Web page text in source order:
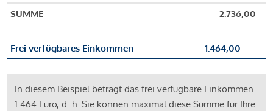
SUMME
2.736,00
Frei verfügbares Einkommen 1.464,00
In diesem Beispiel beträgt das frei verfügbare Einkommen
1.464 Euro, d. h. Sie können maximal diese Summe für Ihre